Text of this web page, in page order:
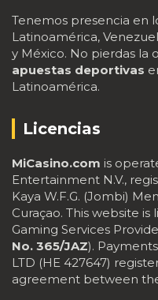
Tenemos presencia en
Latinoamérica,
y México. No pierdas la
apuestas deportivas
Latinoamérica.
Licencias
MiCasino.com is
Entertainment N.V.,
Kaya W.F.G. (Jombi)
Curaçao. This website
Gaming Services
No. 365/JAZ).
LTD (HE 427647)
agreement between